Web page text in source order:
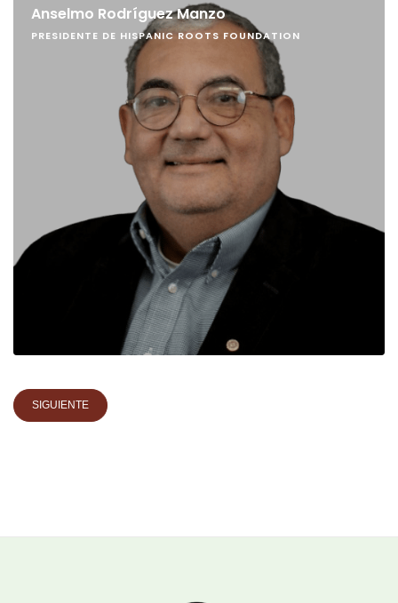
Anselmo Rodríguez Manzo
PRESIDENTE DE HISPANIC ROOTS FOUNDATION
SIGUIENTE